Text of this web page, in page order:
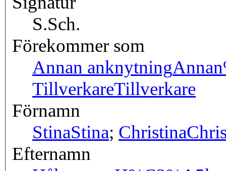
S.Sch.
Förekommer som
Annan anknytning
TillverkareTillverkare
Förnamn
StinaStina; Christina
Efternamn